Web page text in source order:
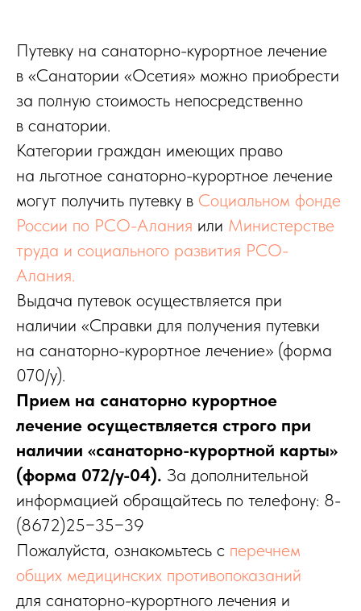
Путевку на санаторно-курортное лечение
в «Санатории «Осетия» можно приобрести
за полную стоимость непосредственно
в санатории.
Категории граждан имеющих право
на льготное санаторно-курортное лечение
могут получить путевку в Социальном фонде
России по РСО-Алания или Министерстве
труда и социального развития РСО-
Алания.
Выдача путевок осуществляется при
наличии «Справки для получения путевки
на санаторно-курортное лечение» (форма
070/у).
Прием на санаторно курортное
лечение осуществляется строго при
наличии «санаторно-курортной карты»
(форма 072/у-04). За дополнительной
информацией обращайтесь по телефону: 8-
(8672)25−35−39
Пожалуйста, ознакомьтесь с перечнем
общих медицинских противопоказаний
для санаторно-курортного лечения и